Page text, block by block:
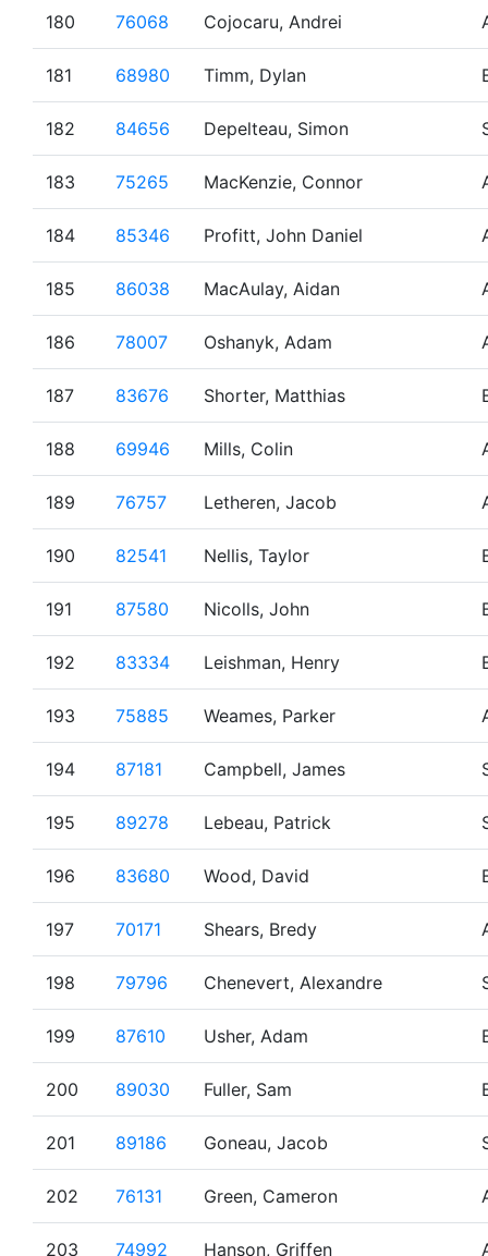
180 76068 Cojocaru, Andrei
181 68980 Timm, Dylan
182 84656 Depelteau, Simon
183 75265 MacKenzie, Connor
184 85346 Profitt, John Daniel
185 86038 MacAulay, Aidan
186 78007 Oshanyk, Adam
187 83676 Shorter, Matthias
188 69946 Mills, Colin
189 76757 Letheren, Jacob
190 82541 Nellis, Taylor
191 87580 Nicolls, John
192 83334 Leishman, Henry
193 75885 Weames, Parker
194 87181 Campbell, James
195 89278 Lebeau, Patrick
196 83680 Wood, David
197 70171 Shears, Bredy
198 79796 Chenevert, Alexandre
199 87610 Usher, Adam
200 89030 Fuller, Sam
201 89186 Goneau, Jacob
202 76131 Green, Cameron
203 74992 Hanson, Griffen